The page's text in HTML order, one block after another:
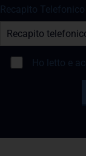
Recapito Telefonico
Ho letto e